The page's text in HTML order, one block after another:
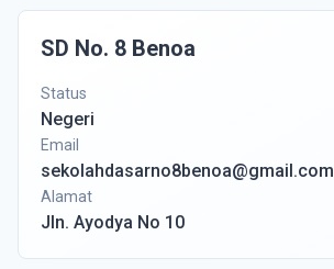
SD No. 8 Benoa
Status
Negeri
Email
sekolahdasarno8benoa@gmail.com
Alamat
Jln. Ayodya No 10